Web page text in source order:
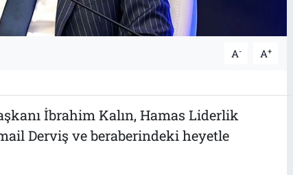
A- A+
İbrahim Kalın, Hamas Liderlik
Derviş ve beraberindeki heyetle